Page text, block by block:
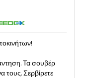
Τα σουβέρ
τους. Σερβίρετε